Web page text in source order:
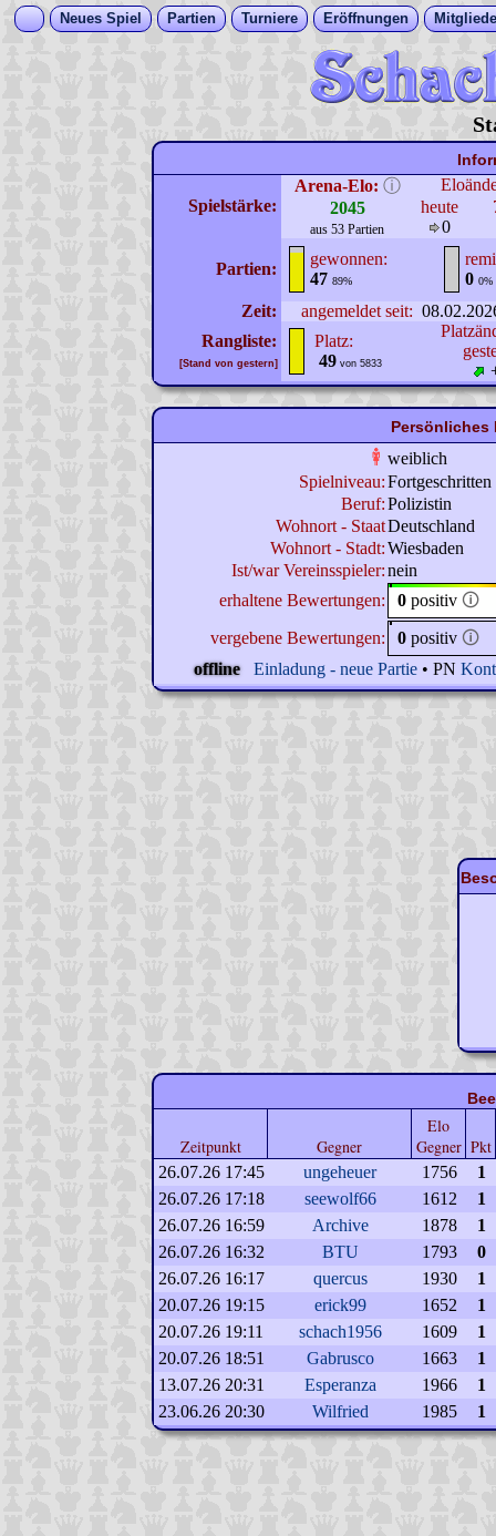
Neues Spiel Partien Turniere Eröffnungen
Spielstärke:
Arena-Elo: ⓘ
2045
aus 53 Partien
heute
0
Partien:
gewonnen:
47 89%
0 0%
Zeit: angemeldet seit:
Rangliste:
[Stand von gestern]
Platz:
49 von 5833
Persönliches
weiblich
Spielniveau:Fortgeschritten
Beruf:Polizistin
Wohnort - StaatDeutschland
Wohnort - Stadt:Wiesbaden
Ist/war Vereinsspieler:nein
erhaltene Bewertungen:
0 positiv 🛈
vergebene Bewertungen:
0 positiv 🛈
offline
Einladung - neue Partie • PN
Zeitpunkt Gegner
Elo
Gegner Pkt
26.07.26 17:45 ungeheuer 1756
1
26.07.26 17:18
seewolf66 1612
1
26.07.26 16:59
Archive 1878
1
26.07.26 16:32
BTU 1793
0
26.07.26 16:17
quercus 1930
1
20.07.26 19:15
erick99 1652
1
20.07.26 19:11
schach1956 1609
1
20.07.26 18:51
Gabrusco 1663
1
13.07.26 20:31
Esperanza 1966
1
23.06.26 20:30
Wilfried 1985 1